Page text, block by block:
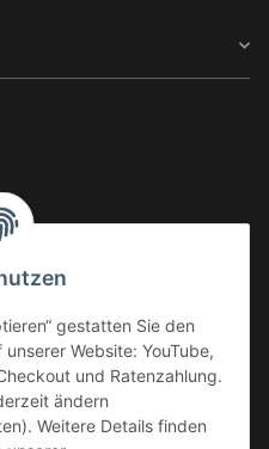
gestatten Sie den
Website: YouTube,
und Ratenzahlung.
ändern
Weitere Details finden